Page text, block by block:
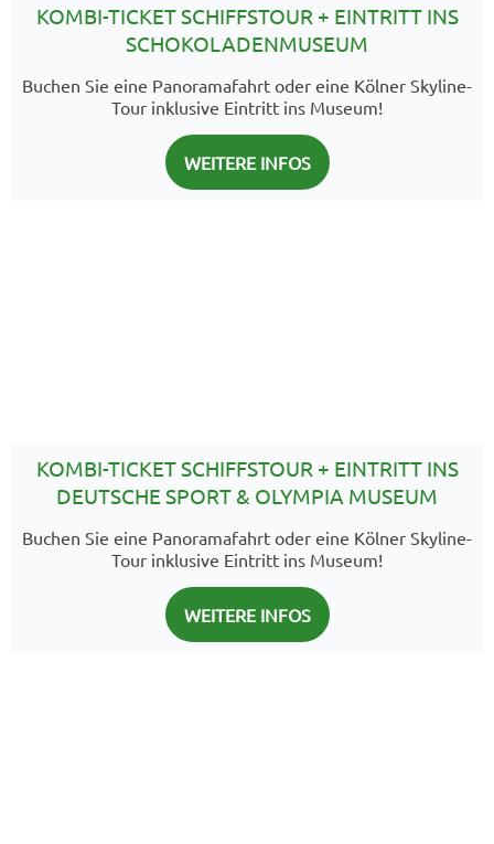
KOMBI-TICKET SCHIFFSTOUR + EINTRITT INS
SCHOKOLADENMUSEUM
Buchen Sie eine Panoramafahrt oder eine Kölner Skyline-
Tour inklusive Eintritt ins Museum!
WEITERE INFOS
KOMBI-TICKET SCHIFFSTOUR + EINTRITT INS
DEUTSCHE SPORT & OLYMPIA MUSEUM
Buchen Sie eine Panoramafahrt oder eine Kölner Skyline-
Tour inklusive Eintritt ins Museum!
WEITERE INFOS